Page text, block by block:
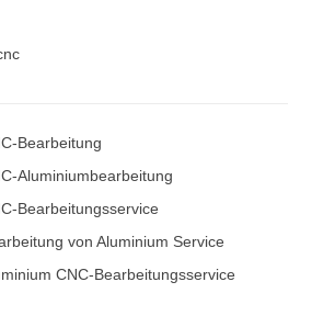
Bearbeitung
Aluminiumbearbeitung
Bearbeitungsservice
von Aluminium Service
CNC-Bearbeitungsservice